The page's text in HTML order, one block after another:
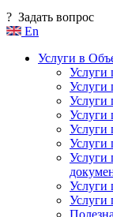
? Задать вопрос
En
Услуги в
Услуги
Услуги
Услуги
Услуги
Услуги
Услуги
Услуги
Услуги